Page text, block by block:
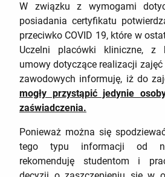
W związku z wymogami
posiadania certyfikatu
przeciwko COVID 19, które w
Uczelni placówki kliniczne, z
umowy dotyczące realizacji
zawodowych informuję, iż do
mogły przystąpić jedynie
zaświadczenia.
Ponieważ można się
tego typu informacji od
rekomenduję studentom i